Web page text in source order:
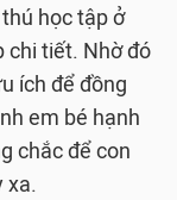
học tập ở
chi tiết. Nhờ đó
ích để đồng
em bé hạnh
chắc để con
xa.